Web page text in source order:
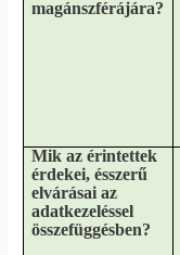
magánszférájára?
Mik az érintettek
érdekei, ésszerű
elvárásai az
adatkezeléssel
összefüggésben?